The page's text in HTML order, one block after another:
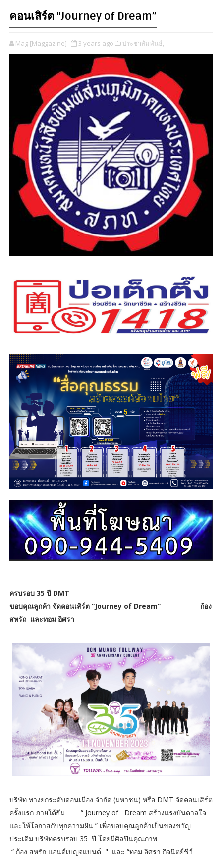
คอนเสิร์ต “Journey of Dream”
Mag [Maggazine] 3 years ago ประชาสัมพันธ์,
ครบรอบ 35 ปี DMT
ขอบคุณลูกค้า จัดคอนเสิร์ต “Journey of Dream” ก้อง
สหรัถ และทอม อิศรา
บริษัท ทางยกระดับดอนเมือง จำกัด (มหาชน) หรือ DMT จัดคอนเสิร์ต
ครั้งแรก ภายใต้ธีม “ Journey of Dream สร้างแรงบันดาลใจ
และให้โอกาสกับทุกความฝัน ” เพื่อขอบคุณลูกค้าเป็นของขวัญ
ประเดิม บริษัทครบรอบ 35 ปี โดยมีศิลปินคุณภาพ
“ ก้อง สหรัถ แอนด์เบญจแบนด์ " และ “ทอม อิศรา กิจนิตย์ชีว์